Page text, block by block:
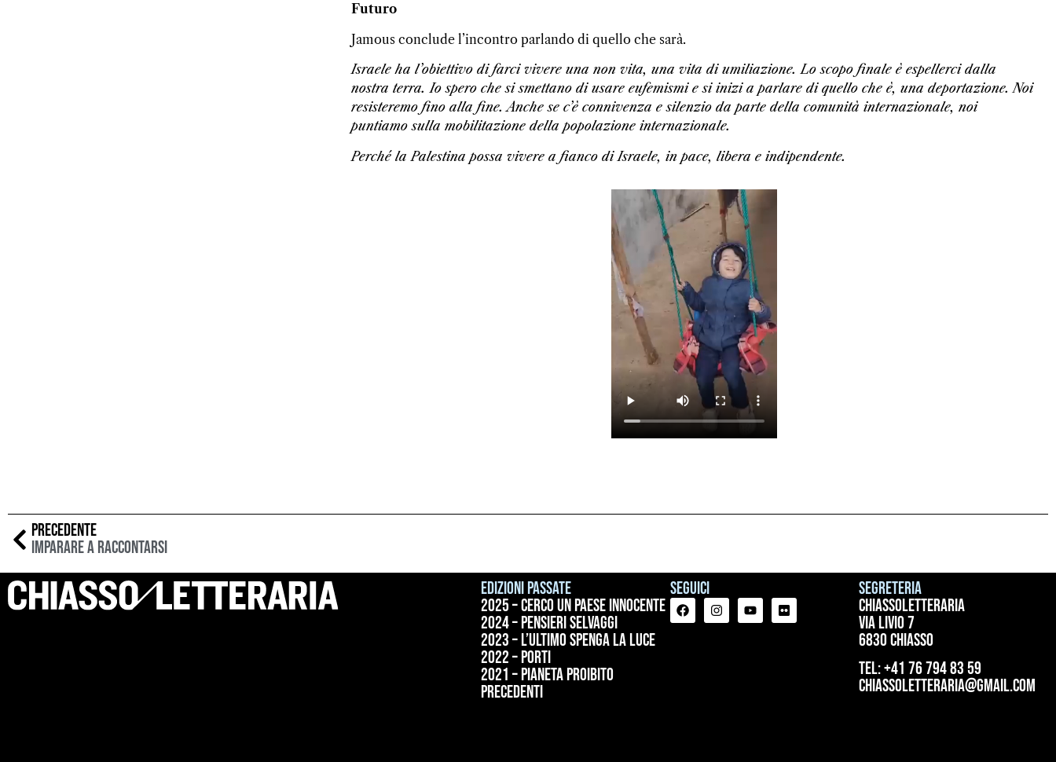
Futuro
Jamous conclude l’incontro parlando di quello che sarà.
Israele ha l’obiettivo di farci vivere una non vita, una vita di umiliazione. Lo scopo finale è espellerci dalla
nostra terra. Io spero che si smettano di usare eufemismi e si inizi a parlare di quello che è, una deportazione. Noi
resisteremo fino alla fine. Anche se c’è connivenza e silenzio da parte della comunità internazionale, noi
puntiamo sulla mobilitazione della popolazione internazionale.
Perché la Palestina possa vivere a fianco di Israele, in pace, libera e indipendente.
PRECEDENTE
Imparare a raccontarsi
Edizioni passate
2025 – Cerco un paese innocente
2024 – Pensieri selvaggi
2023 – L’ultimo spenga la luce
2022 – Porti
2021 – Pianeta proibito
precedenti
Seguici
Segreteria
ChiassoLetteraria
Via Livio 7
6830 Chiasso
tel: +41 76 794 83 59
chiassoletteraria@gmail.com